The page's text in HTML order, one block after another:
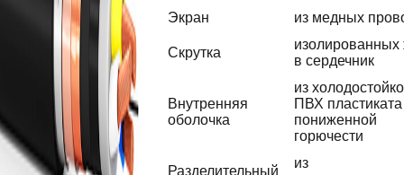
Экран
из медных
Скрутка
изолированных
в сердечник
Внутренняя
оболочка
из
ПВХ пластиката
пониженной
горючести
Разделительный
из